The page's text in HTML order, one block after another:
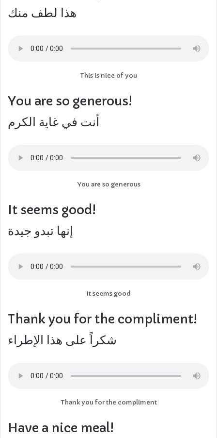
هذا لطف منك
This is nice of you
You are so generous!
أنت في غاية الكرم
You are so generous
It seems good!
إنها تبدو جيدة
It seems good
Thank you for the compliment!
شكراً على هذا الإطراء
Thank you for the compliment
Have a nice meal!